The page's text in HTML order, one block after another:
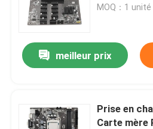
MOQ：1 unité
meilleur prix
Prise en
Carte mère